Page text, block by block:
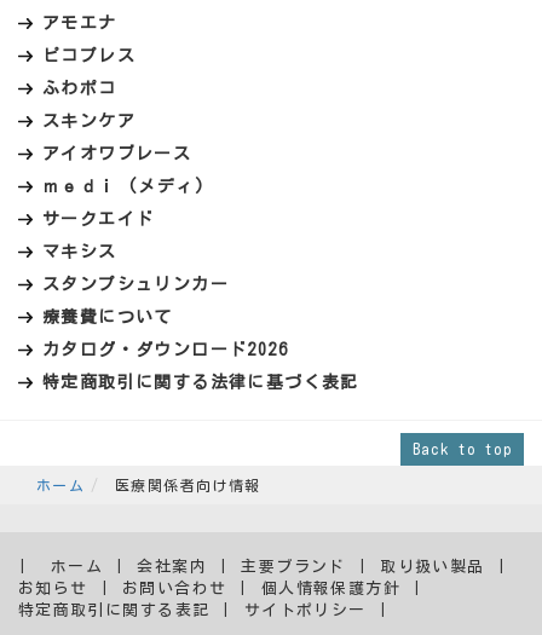
アモエナ
ピコプレス
ふわポコ
スキンケア
アイオワブレース
ｍｅｄｉ (メディ)
サークエイド
マキシス
スタンプシュリンカー
療養費について
カタログ・ダウンロード2026
特定商取引に関する法律に基づく表記
Back to top
ホーム 医療関係者向け情報
ホーム 会社案内 主要ブランド
取り扱い製品
お知らせ
お問い合わせ
個人情報保護方針
特定商取引に関する表記
サイトポリシー